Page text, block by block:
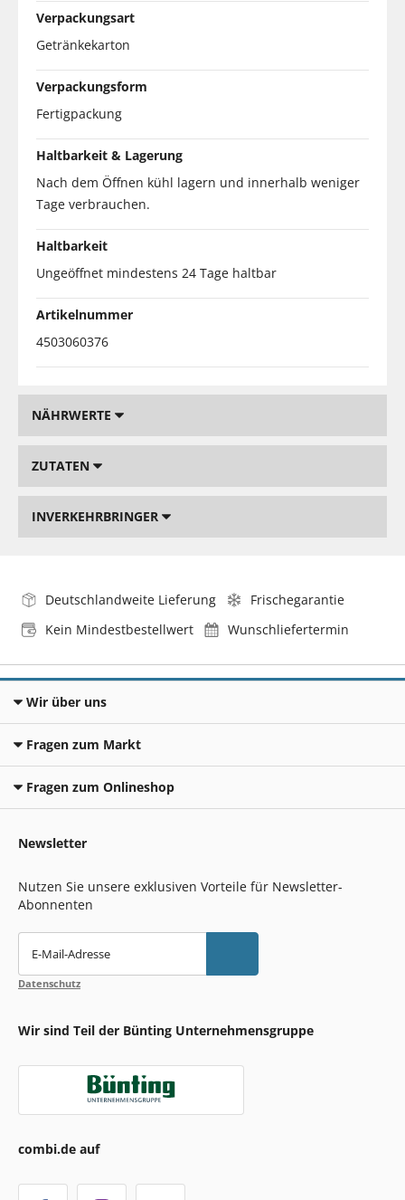
Verpackungsart
Getränkekarton
Verpackungsform
Fertigpackung
Haltbarkeit & Lagerung
Nach dem Öffnen kühl lagern und innerhalb weniger
Tage verbrauchen.
Haltbarkeit
Ungeöffnet mindestens 24 Tage haltbar
Artikelnummer
4503060376
NÄHRWERTE
ZUTATEN
INVERKEHRBRINGER
Deutschlandweite Lieferung
Frischegarantie
Kein Mindestbestellwert
Wunschliefertermin
Wir über uns
Fragen zum Markt
Fragen zum Onlineshop
Newsletter
Nutzen Sie unsere exklusiven Vorteile für Newsletter-
Abonnenten
E-Mail-Adresse
Datenschutz
Wir sind Teil der Bünting Unternehmensgruppe
combi.de auf